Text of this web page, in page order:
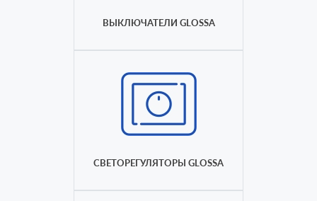
ВЫКЛЮЧАТЕЛИ GLOSSA
СВЕТОРЕГУЛЯТОРЫ GLOSSA